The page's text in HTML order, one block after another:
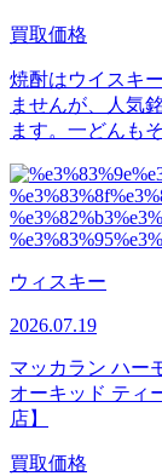
買取価格
焼酎はウイスキ
ませんが、人気
ます。一どんも
ウィスキー
2026.07.19
マッカラン ハー
オーキッド ティ
店】
買取価格